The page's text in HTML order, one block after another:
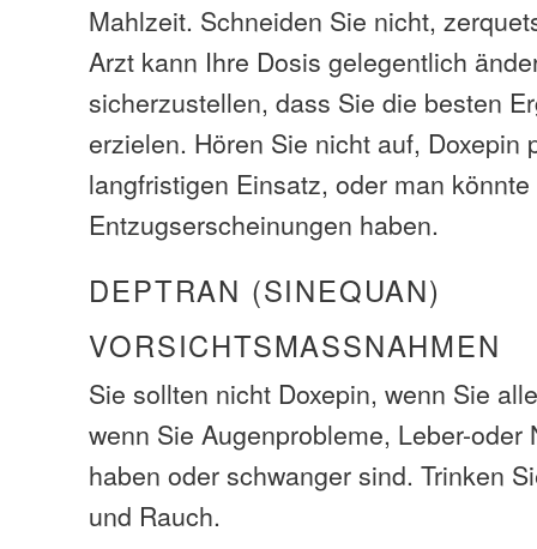
Mahlzeit. Schneiden Sie nicht,
Arzt kann Ihre Dosis gelegentlich
sicherzustellen, dass Sie die besten
erzielen. Hören Sie nicht auf, Doxepin
langfristigen Einsatz, oder man
Entzugserscheinungen haben.
DEPTRAN (SINEQUAN)
VORSICHTSMASSNAHMEN
Sie sollten nicht Doxepin, wenn Sie
wenn Sie Augenprobleme, Leber-oder
haben oder schwanger sind. Trinken
und Rauch.